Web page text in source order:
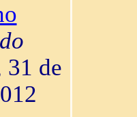
31 de